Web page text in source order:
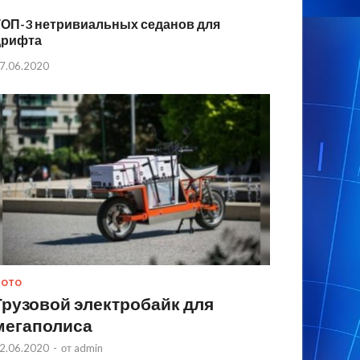
3 нетривиальных седанов для
электробайк для
- от admin